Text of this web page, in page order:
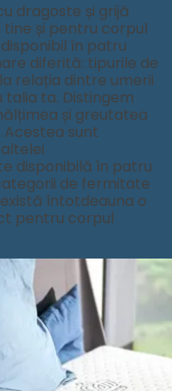
dragoste și grijă
tine și pentru corpul
în patru
diferită: tipurile de
relația dintre umerii
ta. Distingem
și greutatea
Acestea sunt
disponibilă în patru
de fermitate
întotdeauna o
pentru corpul